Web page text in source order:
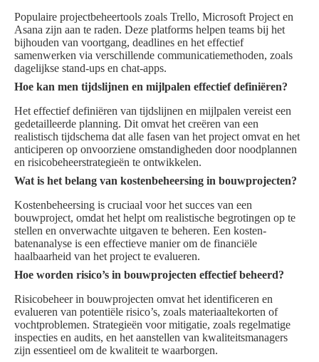
Populaire projectbeheertools zoals Trello, Microsoft Project en
Asana zijn aan te raden. Deze platforms helpen teams bij het
bijhouden van voortgang, deadlines en het effectief
samenwerken via verschillende communicatiemethoden, zoals
dagelijkse stand-ups en chat-apps.
Hoe kan men tijdslijnen en mijlpalen effectief definiëren?
Het effectief definiëren van tijdslijnen en mijlpalen vereist een
gedetailleerde planning. Dit omvat het creëren van een
realistisch tijdschema dat alle fasen van het project omvat en het
anticiperen op onvoorziene omstandigheden door noodplannen
en risicobeheerstrategieën te ontwikkelen.
Wat is het belang van kostenbeheersing in bouwprojecten?
Kostenbeheersing is cruciaal voor het succes van een
bouwproject, omdat het helpt om realistische begrotingen op te
stellen en onverwachte uitgaven te beheren. Een kosten-
batenanalyse is een effectieve manier om de financiële
haalbaarheid van het project te evalueren.
Hoe worden risico’s in bouwprojecten effectief beheerd?
Risicobeheer in bouwprojecten omvat het identificeren en
evalueren van potentiële risico’s, zoals materiaaltekorten of
vochtproblemen. Strategieën voor mitigatie, zoals regelmatige
inspecties en audits, en het aanstellen van kwaliteitsmanagers
zijn essentieel om de kwaliteit te waarborgen.